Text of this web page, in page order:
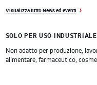
Visualizza tutto News ed eventi
SOLO PER USO INDUSTRIALE
Non adatto per produzione,
alimentare, farmaceutico,